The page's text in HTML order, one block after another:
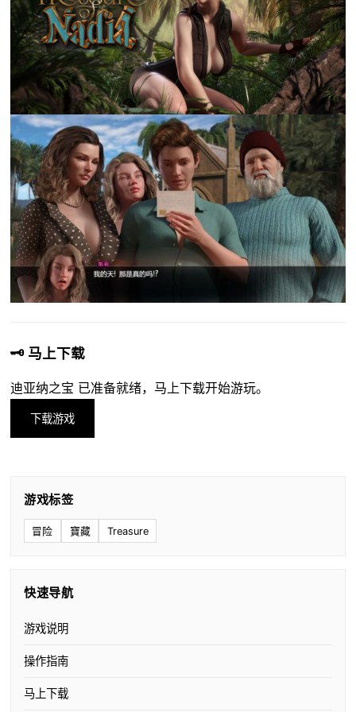
🗝️ 马上下载
迪亚纳之宝 已准备就绪，马上下载开始游玩。
下载游戏
游戏标签
冒险 寶藏 Treasure
快速导航
游戏说明
操作指南
马上下载